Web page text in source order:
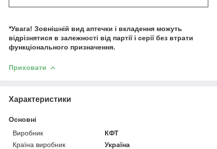
*Увага! Зовнішній вид аптечки і вкладення можуть
відрізнятися в залежності від партії і серії без втрати
функціонального призначення.
Приховати
Характеристики
Основні
Виробник
КФТ
Країна виробник
Україна